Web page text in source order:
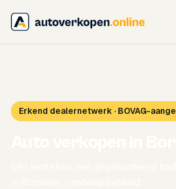
Erkend dealernetwerk · BOVAG-